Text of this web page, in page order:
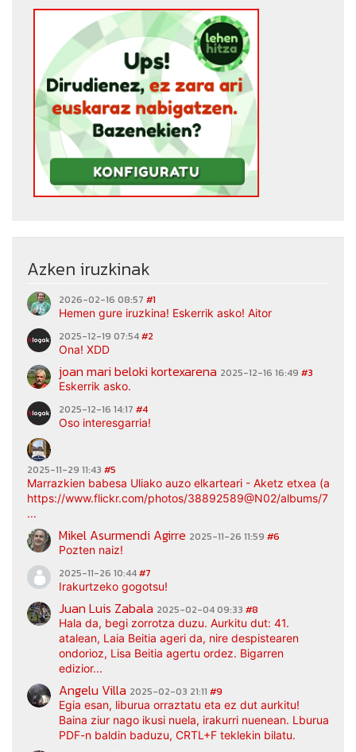
Azken iruzkinak
2026-02-16 08:57 #1
Hemen gure iruzkina! Eskerrik asko! Aitor
2025-12-19 07:54#2
Ona! XDD
joan mari beloki kortexarena 2025-12-16 16:49 #3
Eskerrik asko.
2025-12-16 14:17 #4
Oso interesgarria!
2025-11-29 11:43 #5
Marrazkien babesa Uliako auzo elkarteari - Aketz etxea
https://www.flickr.com/photos/38892589@N02/albums/
...
Mikel Asurmendi Agirre 2025-11-26 11:59 #6
Pozten naiz!
2025-11-26 10:44#7
Irakurtzeko gogotsu!
Juan Luis Zabala 2025-02-04 09:33 #8
Hala da, begi zorrotza duzu. Aurkitu dut: 41.
atalean, Laia Beitia ageri da, nire despistearen
ondorioz, Lisa Beitia agertu ordez. Bigarren
edizior...
Angelu Villa 2025-02-03 21:11 #9
Egia esan, liburua orraztatu eta ez dut aurkitu!
Baina ziur nago ikusi nuela, irakurri nuenean. Lburua
PDF-n baldin baduzu, CRTL+F teklekin bilatu.